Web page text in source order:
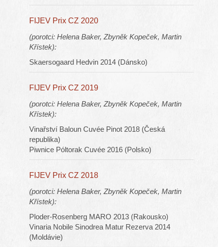
FIJEV Prix CZ 2020
(porotci: Helena Baker, Zbyněk Kopeček, Martin
Křístek):
Skaersogaard Hedvin 2014 (Dánsko)
FIJEV Prix CZ 2019
(porotci: Helena Baker, Zbyněk Kopeček, Martin
Křístek):
Vinařství Baloun Cuvée Pinot 2018 (Česká
republika)
Piwnice Póltorak Cuvée 2016 (Polsko)
FIJEV Prix CZ 2018
(porotci: Helena Baker, Zbyněk Kopeček, Martin
Křístek):
Ploder-Rosenberg MARO 2013 (Rakousko)
Vinaria Nobile Sinodrea Matur Rezerva 2014
(Moldávie)